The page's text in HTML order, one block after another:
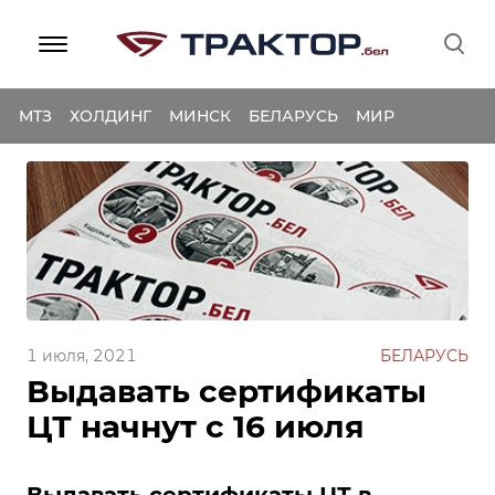
МТЗ ХОЛДИНГ МИНСК БЕЛАРУСЬ МИР
Выдавать сертификаты
ЦТ начнут с 16 июля
1 июля, 2021 БЕЛАРУСЬ